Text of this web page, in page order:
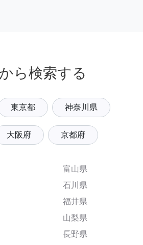
ら検索する
東京都 神奈川県
大阪府 京都府
富山県
石川県
福井県
山梨県
長野県